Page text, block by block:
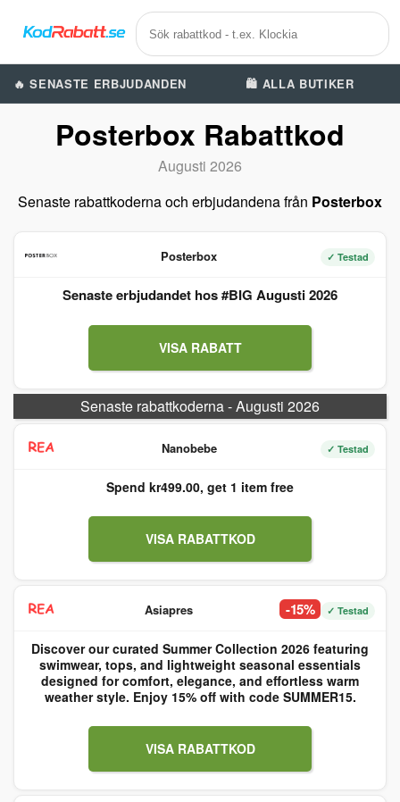
🔥 SENASTE ERBJUDANDEN 🛍️ ALLA BUTIKER
Posterbox Rabattkod
Augusti 2026
Senaste rabattkoderna och erbjudandena från Posterbox
Posterbox ✓ Testad
Senaste erbjudandet hos #BIG Augusti 2026
VISA RABATT
Senaste rabattkoderna - Augusti 2026
Nanobebe ✓ Testad
Spend kr499.00, get 1 item free
VISA RABATTKOD
Asiapres -15% ✓ Testad
Discover our curated Summer Collection 2026 featuring
swimwear, tops, and lightweight seasonal essentials
designed for comfort, elegance, and effortless warm
weather style. Enjoy 15% off with code SUMMER15.
VISA RABATTKOD